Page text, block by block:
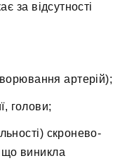
за відсутності
артерій);
голови;
скронево-
виникла